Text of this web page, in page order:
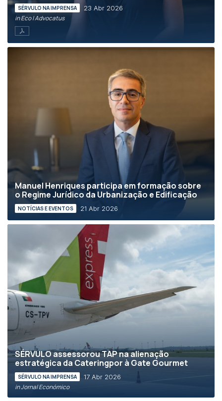
SÉRVULO NA IMPRENSA 23 Abr 2026
in Eco | Advocatus
Manuel Henriques participa em formação sobre
o Regime Jurídico da Urbanização e Edificação
NOTÍCIAS E EVENTOS 21 Abr 2026
SÉRVULO assessorou TAP na alienação
estratégica da Cateringpor à Gate Gourmet
SÉRVULO NA IMPRENSA 17 Abr 2026
in Jornal Económico